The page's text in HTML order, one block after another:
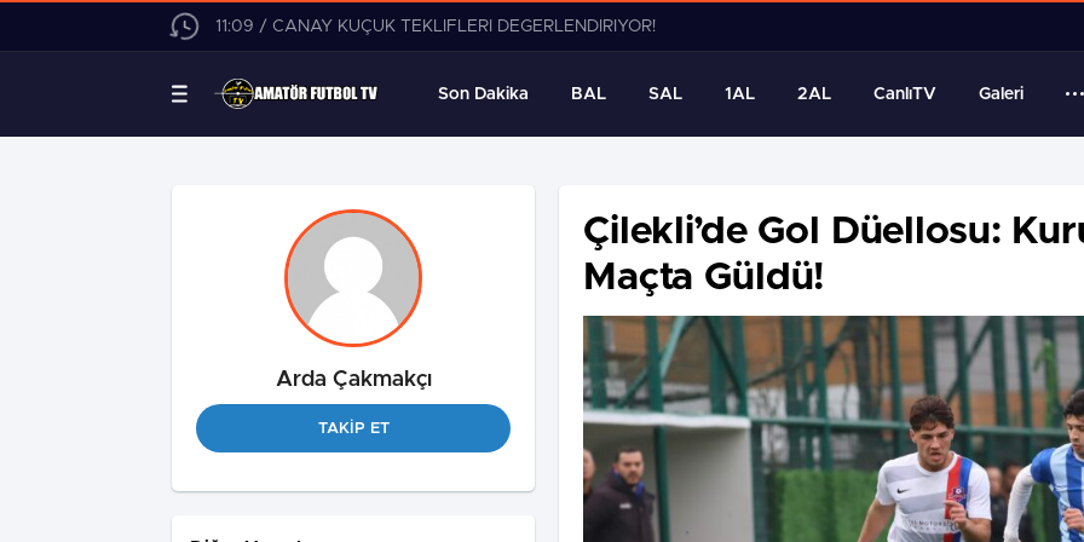
11:09 / CANAY KÜÇÜK TEKLİFLERİ DEĞERLENDİRİYOR!
Son Dakika BAL SAL 1AL 2AL CanlıTV Galeri
Arda Çakmakçı
TAKİP ET
Çilekli’de Gol Düellosu:
Maçta Güldü!